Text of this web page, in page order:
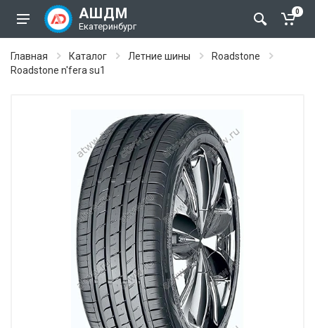
АШДМ
Екатеринбург
0
Главная Каталог Летние шины
Roadstone
Roadstone n'fera su1